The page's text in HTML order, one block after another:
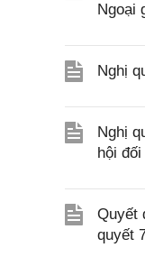
Ngoại
Nghị
Nghị
hội
Quyết
quyết